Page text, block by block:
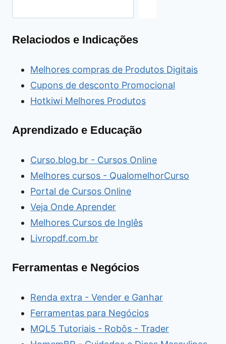
Relaciodos e Indicações
Melhores compras de Produtos Digitais
Cupons de desconto Promocional
Hotkiwi Melhores Produtos
Aprendizado e Educação
Curso.blog.br - Cursos Online
Melhores cursos - QualomelhorCurso
Portal de Cursos Online
Veja Onde Aprender
Melhores Cursos de Inglês
Livropdf.com.br
Ferramentas e Negócios
Renda extra - Vender e Ganhar
Ferramentas para Negócios
MQL5 Tutoriais - Robôs - Trader